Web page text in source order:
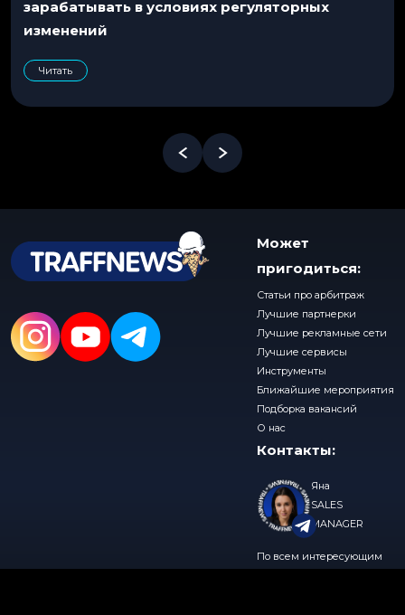
зарабатывать в условиях регуляторных
изменений
Читать
Может
пригодиться:
Статьи про арбитраж
Лучшие партнерки
Лучшие рекламные сети
Лучшие сервисы
Инструменты
Ближайшие мероприятия
Подборка вакансий
О нас
Контакты:
Яна
SALES
MANAGER
По всем интересующим